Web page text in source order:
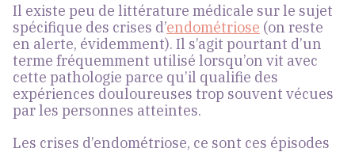
Il existe peu de littérature médicale sur le sujet
spécifique des crises d’endométriose (on reste
en alerte, évidemment). Il s’agit pourtant d’un
terme fréquemment utilisé lorsqu’on vit avec
cette pathologie parce qu’il qualifie des
expériences douloureuses trop souvent vécues
par les personnes atteintes.
Les crises d’endométriose, ce sont ces épisodes